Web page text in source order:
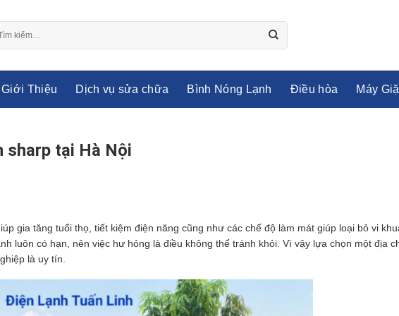
Giới Thiệu Dịch vụ sửa chữa Bình Nóng Lạnh Điều hòa Máy
sharp tại Hà Nội
gia tăng tuổi thọ, tiết kiệm điện năng cũng như các chế độ làm mát giúp loại bỏ vi
luôn có hạn, nên việc hư hỏng là điều không thể tránh khỏi. Vì vậy lựa chọn một địa
là uy tín.